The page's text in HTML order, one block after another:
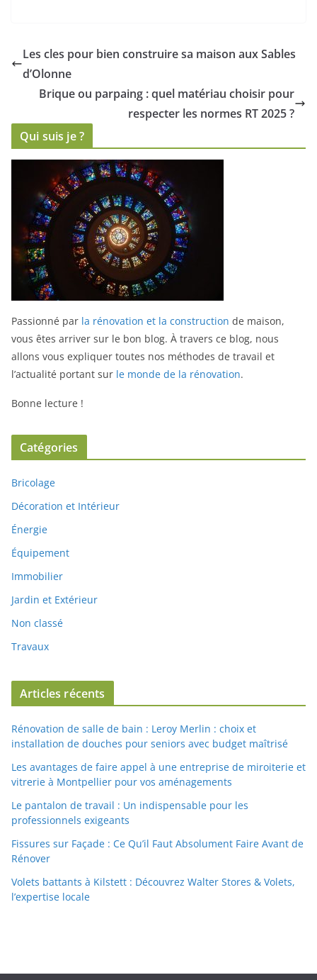
neutralisation
en magasin
Les cles pour bien construire sa maison aux Sables
d’Olonne
Brique ou parpaing : quel matériau choisir pour
respecter les normes RT 2025 ?
Qui suis je ?
Passionné par la rénovation et la construction de maison,
vous êtes arriver sur le bon blog. À travers ce blog, nous
allons vous expliquer toutes nos méthodes de travail et
l’actualité portant sur le monde de la rénovation.
Bonne lecture !
Catégories
Bricolage
Décoration et Intérieur
Énergie
Équipement
Immobilier
Jardin et Extérieur
Non classé
Travaux
Articles récents
Rénovation de salle de bain : Leroy Merlin : choix et
installation de douches pour seniors avec budget maîtrisé
Les avantages de faire appel à une entreprise de miroiterie et
vitrerie à Montpellier pour vos aménagements
Le pantalon de travail : Un indispensable pour les
professionnels exigeants
Fissures sur Façade : Ce Qu’il Faut Absolument Faire Avant de
Rénover
Volets battants à Kilstett : Découvrez Walter Stores & Volets,
l’expertise locale